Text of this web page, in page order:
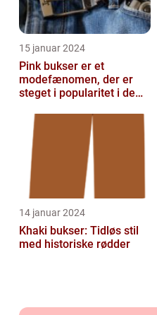
15 januar 2024
Pink bukser er et
modefænomen, der er
steget i popularitet i de
14 januar 2024
Khaki bukser: Tidløs stil
med historiske rødder